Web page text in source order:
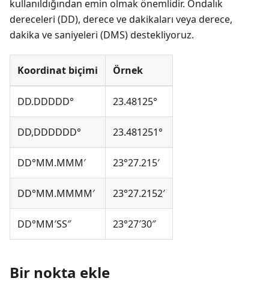
kullanıldığından emin olmak önemlidir. Ondalık
dereceleri (DD), derece ve dakikaları veya derece,
dakika ve saniyeleri (DMS) destekliyoruz.
Koordinat biçimi Örnek
DD.DDDDD° 23.48125°
DD,DDDDDD° 23.481251°
DD°MM.MMM′ 23°27.215′
DD°MM.MMMM′ 23°27.2152′
DD°MM′SS″ 23°27′30″
Bir nokta ekle